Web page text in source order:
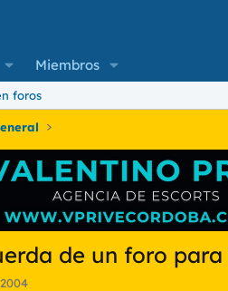
Miembros
foros
de un foro